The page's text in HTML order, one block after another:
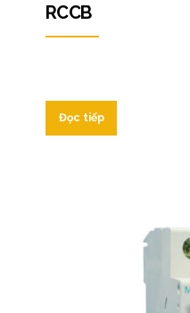
RCCB
Đọc tiếp